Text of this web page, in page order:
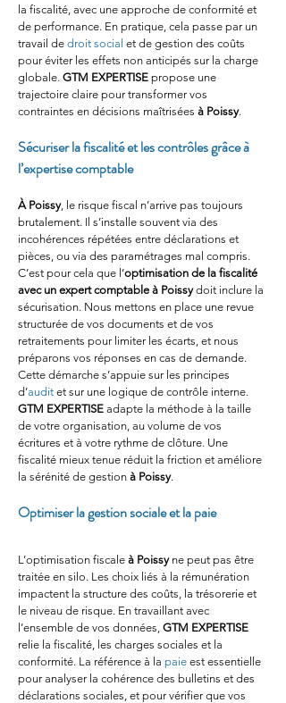
la fiscalité, avec une approche de conformité et
de performance. En pratique, cela passe par un
travail de droit social et de gestion des coûts
pour éviter les effets non anticipés sur la charge
globale. GTM EXPERTISE propose une
trajectoire claire pour transformer vos
contraintes en décisions maîtrisées à Poissy.
Sécuriser la fiscalité et les contrôles grâce à
l’expertise comptable
À Poissy, le risque fiscal n’arrive pas toujours
brutalement. Il s’installe souvent via des
incohérences répétées entre déclarations et
pièces, ou via des paramétrages mal compris.
C’est pour cela que l’optimisation de la fiscalité
avec un expert comptable à Poissy doit inclure la
sécurisation. Nous mettons en place une revue
structurée de vos documents et de vos
retraitements pour limiter les écarts, et nous
préparons vos réponses en cas de demande.
Cette démarche s’appuie sur les principes
d’audit et sur une logique de contrôle interne.
GTM EXPERTISE adapte la méthode à la taille
de votre organisation, au volume de vos
écritures et à votre rythme de clôture. Une
fiscalité mieux tenue réduit la friction et améliore
la sérénité de gestion à Poissy.
Optimiser la gestion sociale et la paie
L’optimisation fiscale à Poissy ne peut pas être
traitée en silo. Les choix liés à la rémunération
impactent la structure des coûts, la trésorerie et
le niveau de risque. En travaillant avec
l’ensemble de vos données, GTM EXPERTISE
relie la fiscalité, les charges sociales et la
conformité. La référence à la paie est essentielle
pour analyser la cohérence des bulletins et des
déclarations sociales, et pour vérifier que vos